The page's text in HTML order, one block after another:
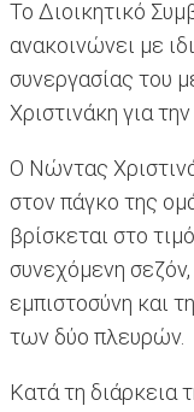
Το Διοικητικό
ανακοινώνει με
συνεργασίας του
Χριστινάκη για
Ο Νώντας
στον πάγκο της
βρίσκεται στο
συνεχόμενη
εμπιστοσύνη και
των δύο πλευρών.
Κατά τη διάρκεια